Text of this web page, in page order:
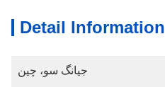
Detail Information
جیانگ سو، چین